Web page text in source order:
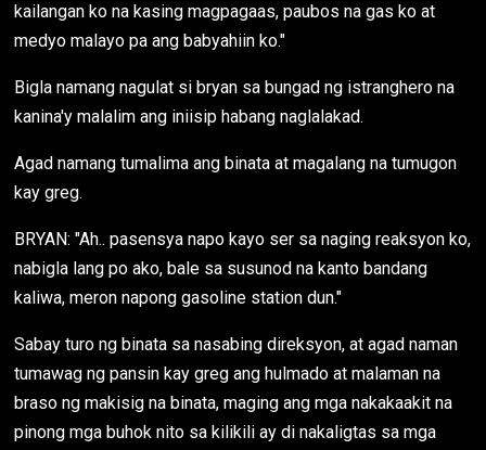
kailangan ko na kasing magpagaas, paubos na gas ko at
medyo malayo pa ang babyahiin ko."
Bigla namang nagulat si bryan sa bungad ng istranghero na
kanina'y malalim ang iniisip habang naglalakad.
Agad namang tumalima ang binata at magalang na tumugon
kay greg.
BRYAN: "Ah.. pasensya napo kayo ser sa naging reaksyon ko,
nabigla lang po ako, bale sa susunod na kanto bandang
kaliwa, meron napong gasoline station dun."
Sabay turo ng binata sa nasabing direksyon, at agad naman
tumawag ng pansin kay greg ang hulmado at malaman na
braso ng makisig na binata, maging ang mga nakakaakit na
pinong mga buhok nito sa kilikili ay di nakaligtas sa mga